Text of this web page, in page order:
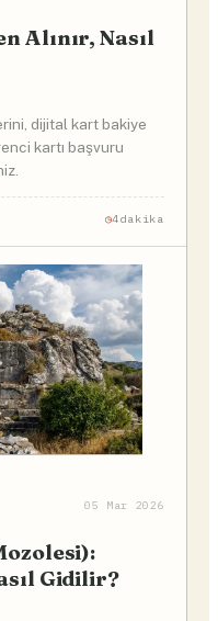
Alınır, Nasıl
dijital kart bakiye
kartı başvuru
4dakika
05 Mar 2026
Gidilir?